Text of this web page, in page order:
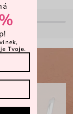
Tvoje.